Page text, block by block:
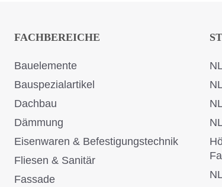
FACHBEREICHE
Bauelemente
Bauspezialartikel
Dachbau
Dämmung
Eisenwaren & Befestigungstechnik
Fliesen & Sanitär
Fassade